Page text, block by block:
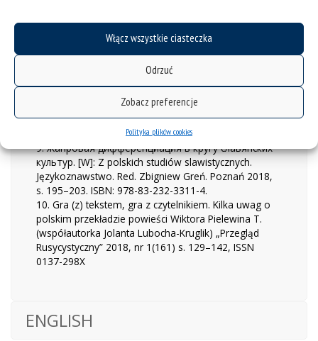
Włącz wszystkie ciasteczka
Odrzuć
Zobacz preferencje
Polityka plików cookies
83-226-3127-0 (wersja drukowana) ISBN 978-83-226-
(wersja elektroniczna).
8. Обещания, клятвы и присяги в контексте
ритуала (на материале русских и польских
текстов) Экология родного языка и культуры.
Выпуск 2, red. И.З. Белобровцева. Москва,
„ФЛИНТА”, „Наука”, s. 88–97, ISBN 978-5-9765-3285-
4 („ФЛИНТА”), 978-5-02-039359-2 („Наука”)
9. Жанровая дифференциация в кругу славянских
культур. [W]: Z polskich studiów slawistycznych.
Językoznawstwo. Red. Zbigniew Greń. Poznań 2018,
s. 195–203. ISBN: 978-83-232-3311-4.
10. Gra (z) tekstem, gra z czytelnikiem. Kilka uwag o
polskim przekładzie powieści Wiktora Pielewina T.
(współautorka Jolanta Lubocha-Kruglik) „Przegląd
Rusycystyczny” 2018, nr 1(161) s. 129–142, ISSN
0137-298X
ENGLISH